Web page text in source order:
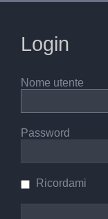
Login
Nome utente
Password
Ricordami